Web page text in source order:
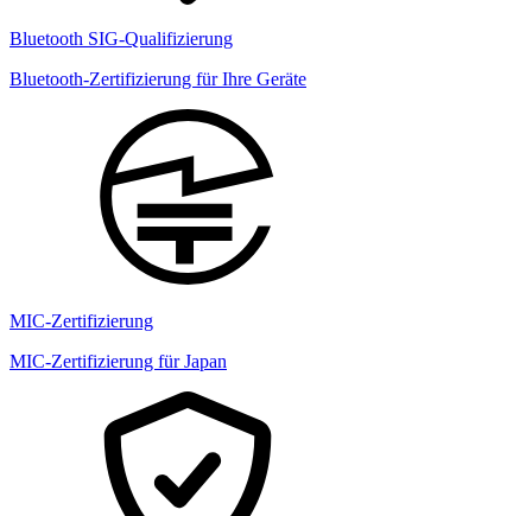
Bluetooth SIG-Qualifizierung
Bluetooth-Zertifizierung für Ihre Geräte
MIC-Zertifizierung
MIC-Zertifizierung für Japan